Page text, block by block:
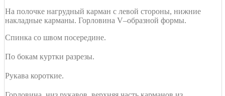
На полочке нагрудный карман с левой стороны, нижние
накладные карманы. Горловина V–образной формы.
Спинка со швом посередине.
По бокам куртки разрезы.
Рукава короткие.